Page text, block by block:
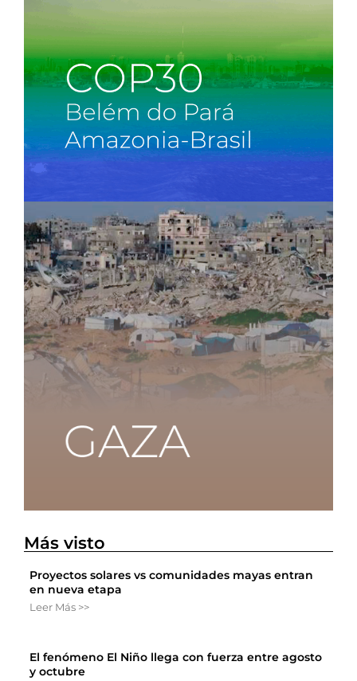
Más visto
Proyectos solares vs comunidades mayas entran
en nueva etapa
Leer Más >>
El fenómeno El Niño llega con fuerza entre agosto
y octubre